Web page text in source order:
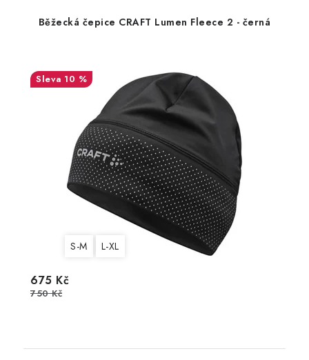
Běžecká čepice CRAFT Lumen Fleece 2 - černá
10 %
S-M L-XL
675 Kč
750 Kč